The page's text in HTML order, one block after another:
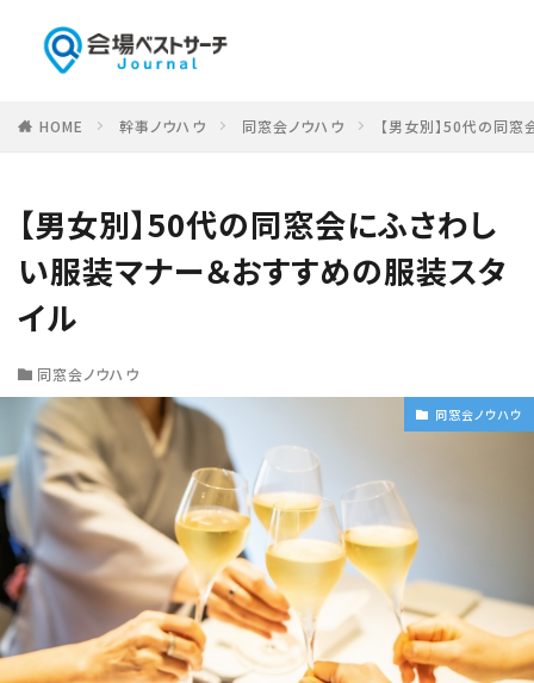
HOME 幹事ノウハウ 同窓会ノウハウ 【男女別】50代の同
【男女別】50代の同窓会にふさわし
い服装マナー＆おすすめの服装スタ
イル
同窓会ノウハウ
同窓会ノウハウ